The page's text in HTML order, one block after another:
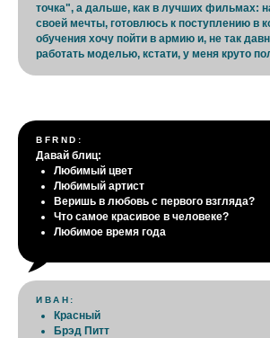
точка", а дальше, как в лучших фильмах:
своей мечты, готовлюсь к поступлению в
обучения хочу пойти в армию и, не так
работать моделью, кстати, у меня круто
BFRND:
Давай блиц:
Любимый цвет
Любимый артист
Веришь в любовь с первого взгляда?
Что самое красивое в человеке?
Любимое время года
ИВАН:
Красный
Брэд Питт